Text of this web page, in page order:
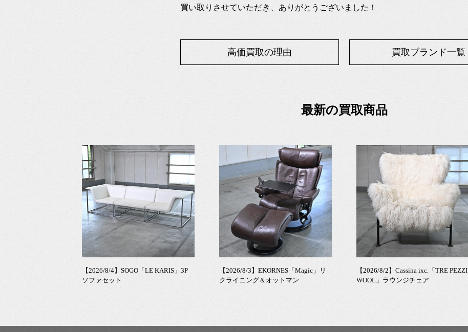
買い取りさせていただき、ありがとうございました！
高価買取の理由 買取ブランド一覧
最新の買取商品
【2026/8/4】SOGO「LE KARIS」3P
ソファセット
【2026/8/3】EKORNES「Magic」リ
クライニング＆オットマン
【2026/8/2】Cassina ixc.「TRE PEZZI
WOOL」ラウンジチェア